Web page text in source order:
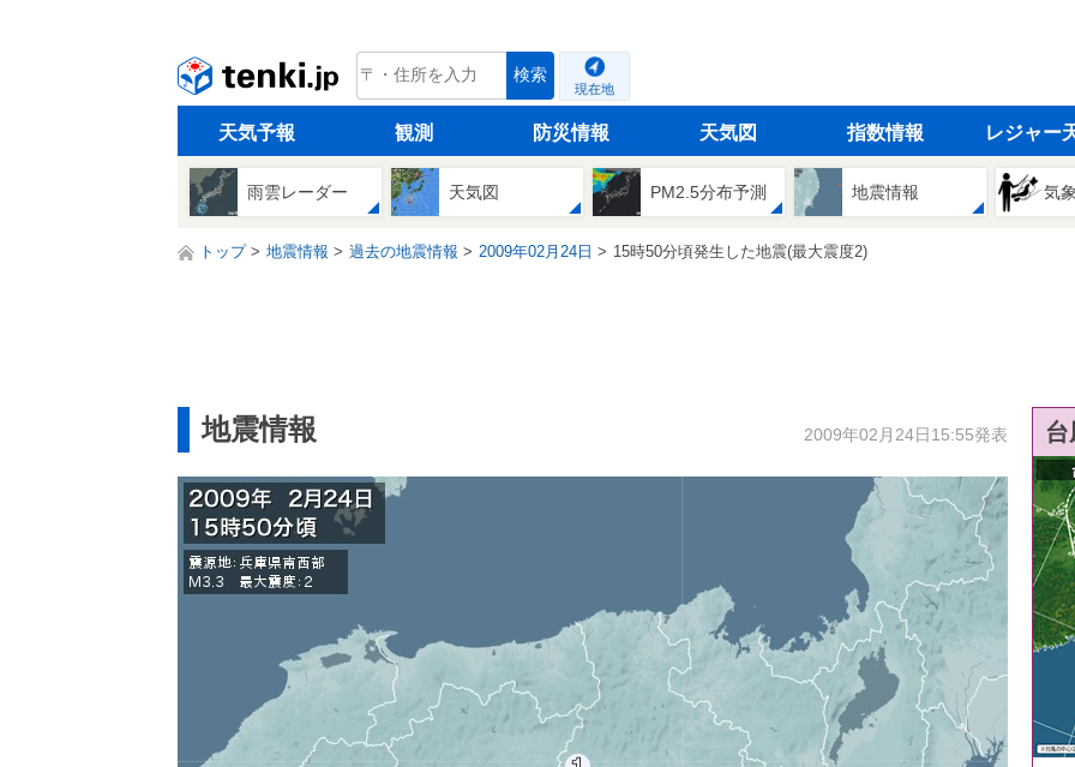
tenki.jp 検索
現在地
天気予報 観測 防災情報 天気図 指数情報 レジャー
雨雲レーダー 天気図 PM2.5分布予測 地震情報 気
トップ 地震情報 過去の地震情報 2009年02月24日 15時50分頃発生した地震(最大震度2)
地震情報 2009年02月24日15:55発表